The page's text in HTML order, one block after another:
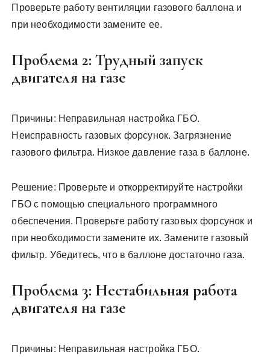
Проверьте работу вентиляции газового баллона и
при необходимости замените ее.
Проблема 2: Трудный запуск
двигателя на газе
Причины: Неправильная настройка ГБО.
Неисправность газовых форсунок. Загрязнение
газового фильтра. Низкое давление газа в баллоне.
Решение: Проверьте и откорректируйте настройки
ГБО с помощью специального программного
обеспечения. Проверьте работу газовых форсунок и
при необходимости замените их. Замените газовый
фильтр. Убедитесь, что в баллоне достаточно газа.
Проблема 3: Нестабильная работа
двигателя на газе
Причины: Неправильная настройка ГБО.